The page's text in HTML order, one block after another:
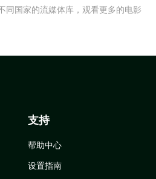
同国家的流媒体库，观看更多的电影
支持
帮助中心
设置指南